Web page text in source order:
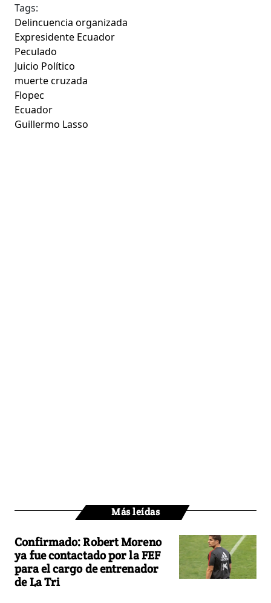
Tags:
Delincuencia organizada
Expresidente Ecuador
Peculado
Juicio Político
muerte cruzada
Flopec
Ecuador
Guillermo Lasso
Más leídas
Confirmado: Robert Moreno
ya fue contactado por la FEF
para el cargo de entrenador
de La Tri